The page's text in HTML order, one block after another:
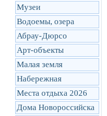
Музеи
Водоемы, озера
Абрау-Дюрсо
Арт-объекты
Малая земля
Набережная
Места отдыха 2026
Дома Новороссийска